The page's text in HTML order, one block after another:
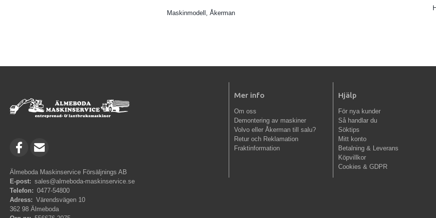
Maskinmodell, Åkerman
Älmeboda Maskinservice Försäljnings AB
E-post: sales@almeboda-maskinservice.se
Telefon: 0477-54800
Adress: Värendsvägen 10
362 98 Älmeboda
Mer info
Om oss
Demontering av maskiner
Volvo eller Åkerman till salu?
Retur och Reklamation
Fraktinformation
Hjälp
För nya kunder
Så handlar du
Söktips
Mitt konto
Betalning & Leverans
Köpvillkor
Cookies & GDPR